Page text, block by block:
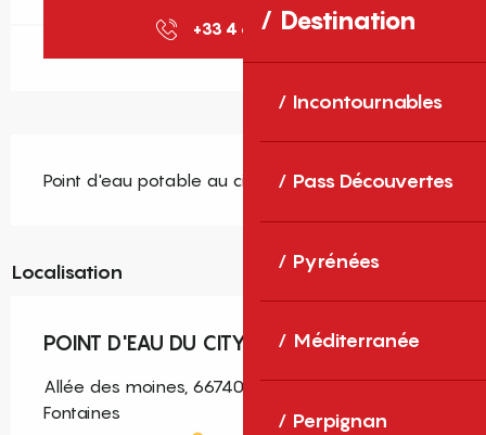
Destination
Incontournables
Pass Découvertes
Pyrénées
Méditerranée
Perpignan
+33 4 68 89 84▒▒
Point d'eau potable au city stade
Localisation
POINT D'EAU DU CITY STADE
Allée des moines, 66740 Saint-Génis-des-
Fontaines